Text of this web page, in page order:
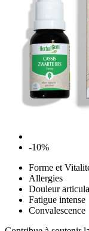
-10%
Forme et
Allergies
Douleur
Fatigue intense
Convalescence